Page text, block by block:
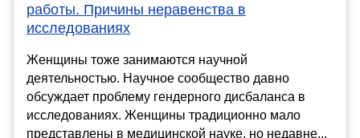
работы. Причины неравенства в
исследованиях
Женщины тоже занимаются научной
деятельностью. Научное сообщество давно
обсуждает проблему гендерного дисбаланса в
исследованиях. Женщины традиционно мало
представлены в медицинской науке, но недавне...